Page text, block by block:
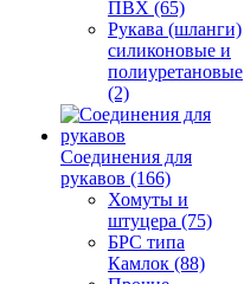
ПВХ (65)
Рукава (шланги)
силиконовые и
полиуретановые
(2)
Соединения для
рукавов (166)
Хомуты и
штуцера (75)
БРС типа
Камлок (88)